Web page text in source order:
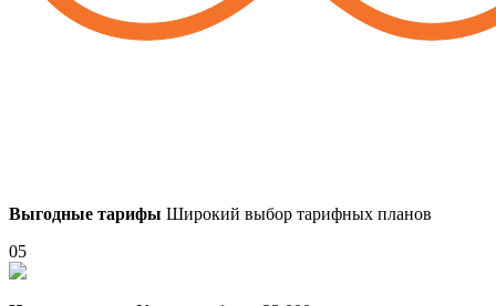
Выгодные тарифы Широкий выбор тарифных планов
05